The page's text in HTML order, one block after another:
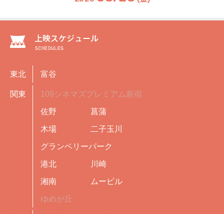
東北 富谷
関東 109シネマズプレミアム新宿
佐野 菖蒲
木場 二子玉川
グランベリーパーク
港北 川崎
湘南 ムービル
ゆめが丘